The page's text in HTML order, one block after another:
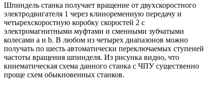
Шпиндель станка получает вращение от двухскоростного
электродвигателя 1 через клиноременную передачу и
четырехскоростную коробку скоростей 2 с
электромагнитными муфтами и сменными зубчатыми
колесами а и b. В любом из четырех диапазонов можно
получать по шесть автоматически переключаемых ступеней
частоты вращения шпинделя. Из рисунка видно, что
кинематическая схема данного станка с ЧПУ существенно
проще схем обыкновенных станков.